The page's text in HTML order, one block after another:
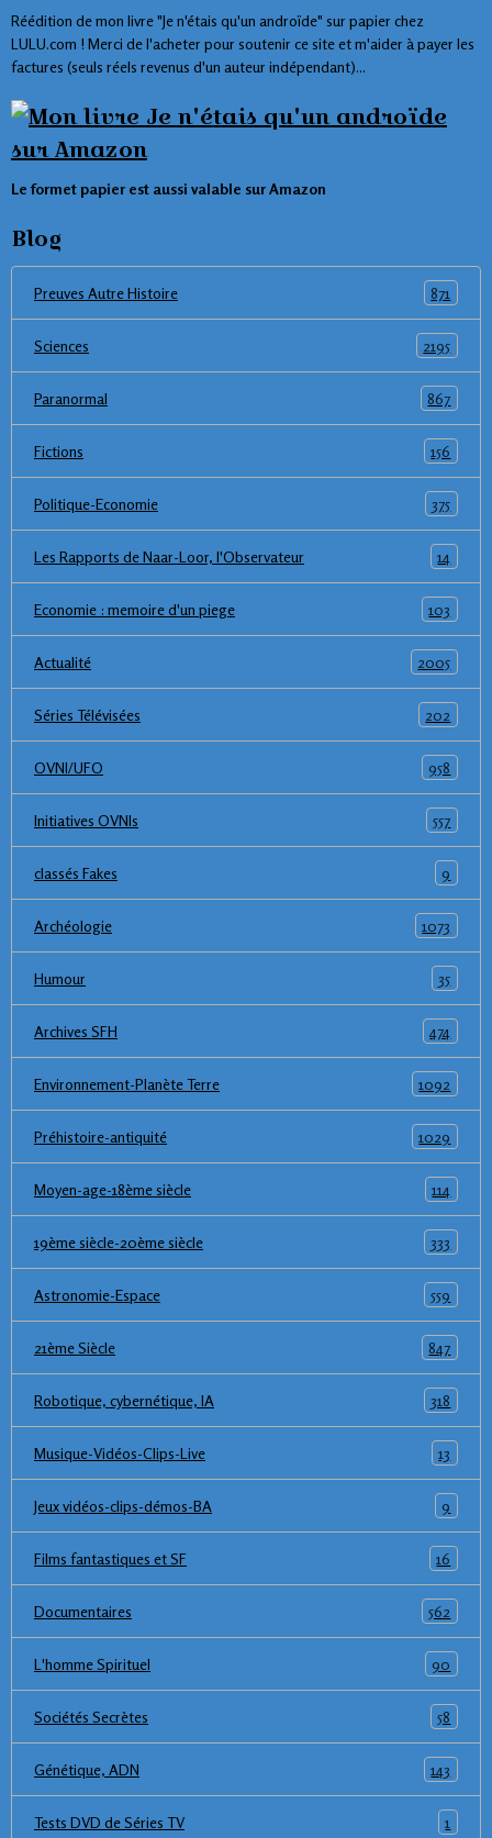
Réédition de mon livre "Je n'étais qu'un androïde" sur papier chez
LULU.com ! Merci de l'acheter pour soutenir ce site et m'aider à payer les
factures (seuls réels revenus d'un auteur indépendant)...
Le formet papier est aussi valable sur Amazon
Blog
Preuves Autre Histoire 871
Sciences 2195
Paranormal 867
Fictions 156
Politique-Economie 375
Les Rapports de Naar-Loor, l'Observateur 14
Economie : memoire d'un piege 103
Actualité 2005
Séries Télévisées 202
OVNI/UFO 958
Initiatives OVNIs 557
classés Fakes 9
Archéologie 1073
Humour 35
Archives SFH 474
Environnement-Planète Terre 1092
Préhistoire-antiquité 1029
Moyen-age-18ème siècle 114
19ème siècle-20ème siècle 333
Astronomie-Espace 559
21ème Siècle 847
Robotique, cybernétique, IA 318
Musique-Vidéos-Clips-Live 13
Jeux vidéos-clips-démos-BA 9
Films fantastiques et SF 16
Documentaires 562
L'homme Spirituel 90
Sociétés Secrètes 58
Génétique, ADN 143
Tests DVD de Séries TV 1